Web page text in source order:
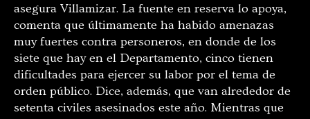
asegura Villamizar. La fuente en reserva lo apoya,
comenta que últimamente ha habido amenazas
muy fuertes contra personeros, en donde de los
siete que hay en el Departamento, cinco tienen
dificultades para ejercer su labor por el tema de
orden público. Dice, además, que van alrededor de
setenta civiles asesinados este año. Mientras que